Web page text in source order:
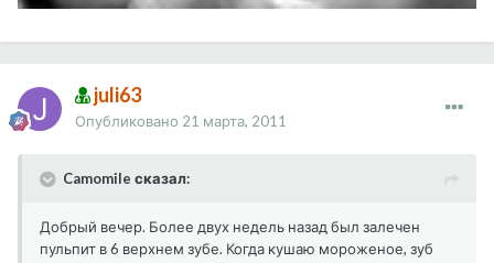
juli63
Опубликовано 21 марта, 2011
Camomile сказал:
Добрый вечер. Более двух недель назад был залечен
пульпит в 6 верхнем зубе. Когда кушаю мороженое, зуб